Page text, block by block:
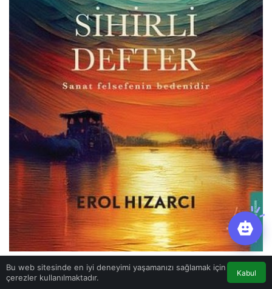
EROLHızarcı’danSİHİRLİ DEFTER.Yazmak, düşe
Bu web sitesinde en iyi deneyimi yaşamanızı sağlamak için
çerezler kullanılmaktadır.
Kabul